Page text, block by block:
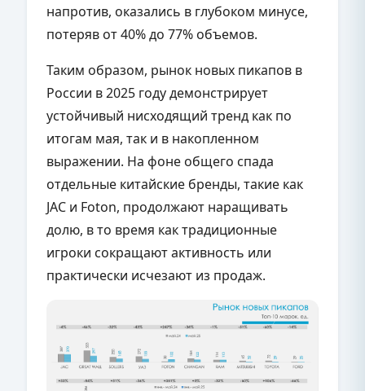
напротив, оказались в глубоком минусе,
потеряв от 40% до 77% объемов.
Таким образом, рынок новых пикапов в
России в 2025 году демонстрирует
устойчивый нисходящий тренд как по
итогам мая, так и в накопленном
выражении. На фоне общего спада
отдельные китайские бренды, такие как
JAC и Foton, продолжают наращивать
долю, в то время как традиционные
игроки сокращают активность или
практически исчезают из продаж.